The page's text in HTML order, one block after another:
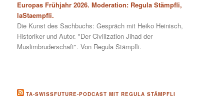
Europas Frühjahr 2026. Moderation: Regula Stämpfli,
laStaempfli.
Die Kunst des Sachbuchs: Gespräch mit Heiko Heinisch,
Historiker und Autor. "Der Civilization Jihad der
Muslimbruderschaft". Von Regula Stämpfli.
TA-SWISSFUTURE-PODCAST MIT REGULA STÄMPFLI